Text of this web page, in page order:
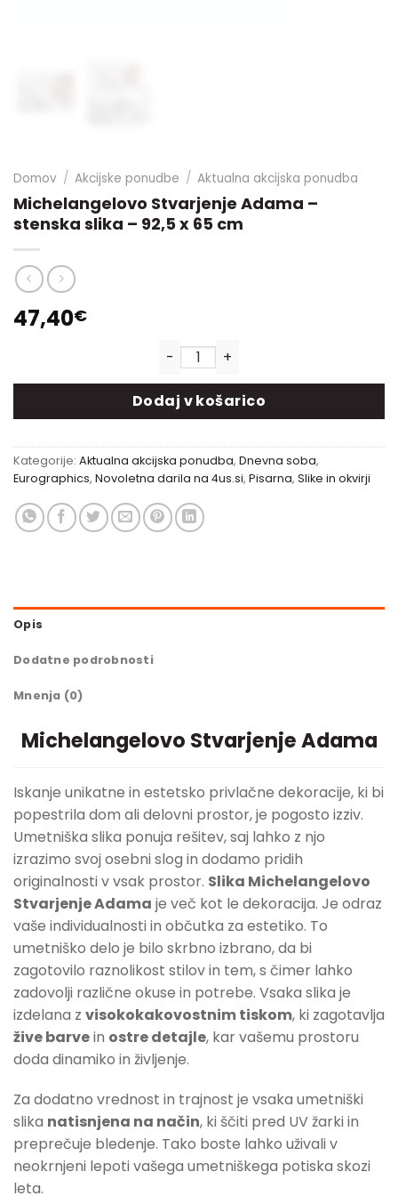
Domov / Akcijske ponudbe / Aktualna akcijska ponudba
Michelangelovo Stvarjenje Adama –
stenska slika – 92,5 x 65 cm
47,40€
Michelangelovo Stvarjenje
Dodaj v košarico
Kategorije: Aktualna akcijska ponudba, Dnevna soba,
Eurographics, Novoletna darila na 4us.si, Pisarna, Slike in okvirji
Opis
Dodatne podrobnosti
Mnenja (0)
Michelangelovo Stvarjenje Adama
Iskanje unikatne in estetsko privlačne dekoracije, ki bi
popestrila dom ali delovni prostor, je pogosto izziv.
Umetniška slika ponuja rešitev, saj lahko z njo
izrazimo svoj osebni slog in dodamo pridih
originalnosti v vsak prostor. Slika Michelangelovo
Stvarjenje Adama je več kot le dekoracija. Je odraz
vaše individualnosti in občutka za estetiko. To
umetniško delo je bilo skrbno izbrano, da bi
zagotovilo raznolikost stilov in tem, s čimer lahko
zadovolji različne okuse in potrebe. Vsaka slika je
izdelana z visokokakovostnim tiskom, ki zagotavlja
žive barvein ostre detajle, kar vašemu prostoru
doda dinamiko in življenje.
Za dodatno vrednost in trajnost je vsaka umetniški
slika natisnjena na način, ki ščiti pred UV žarki in
preprečuje bledenje. Tako boste lahko uživali v
neokrnjeni lepoti vašega umetniškega potiska skozi
leta.